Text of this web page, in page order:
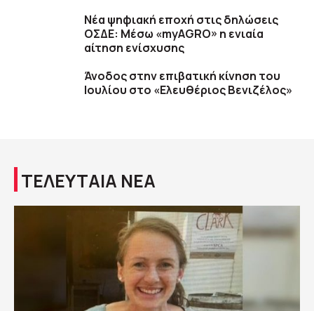
Νέα ψηφιακή εποχή στις δηλώσεις
ΟΣΔΕ: Μέσω «myAGRO» η ενιαία
αίτηση ενίσχυσης
Άνοδος στην επιβατική κίνηση του
Ιουλίου στο «Ελευθέριος Βενιζέλος»
ΤΕΛΕΥΤΑΙΑ ΝΕΑ